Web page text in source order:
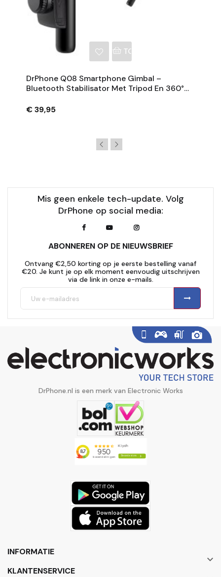
TOEVOEGEN AAN
DrPhone Q08 Smartphone Gimbal –
Bluetooth Stabilisator Met Tripod En 360°
€ 39,95
Mis geen enkele tech-update. Volg
DrPhone op social media:
ABONNEREN OP DE NIEUWSBRIEF
Ontvang €2,50 korting op je eerste bestelling vanaf
€20. Je kunt je op elk moment eenvoudig uitschrijven
via de link in onze e-mails.
DrPhone.nl is een merk van Electronic Works
INFORMATIE

KLANTENSERVICE